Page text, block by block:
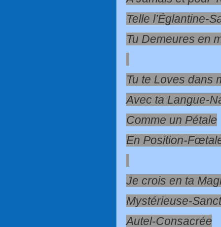
Telle l’Églantine-
Tu Demeures en
Tu te Loves dans
Avec ta Langue-
Comme un Pétale
En Position-
Je crois en ta
Mystérieuse-
Autel-Consacrée